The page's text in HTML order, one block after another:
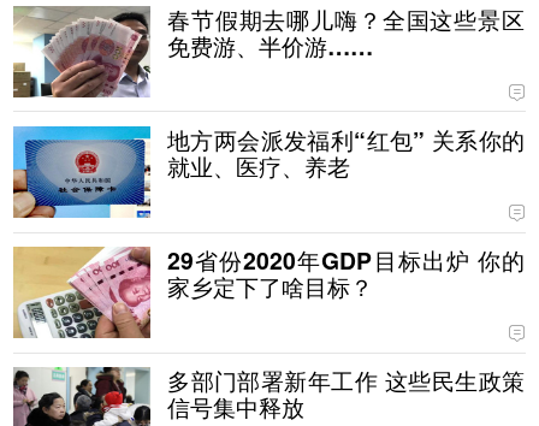
春节假期去哪儿嗨？全国这些景区
免费游、半价游……
地方两会派发福利“红包” 关系你的
就业、医疗、养老
29省份2020年GDP目标出炉 你的
家乡定下了啥目标？
多部门部署新年工作 这些民生政策
信号集中释放